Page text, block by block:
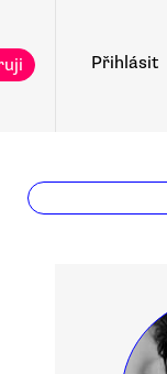
Přihlásit